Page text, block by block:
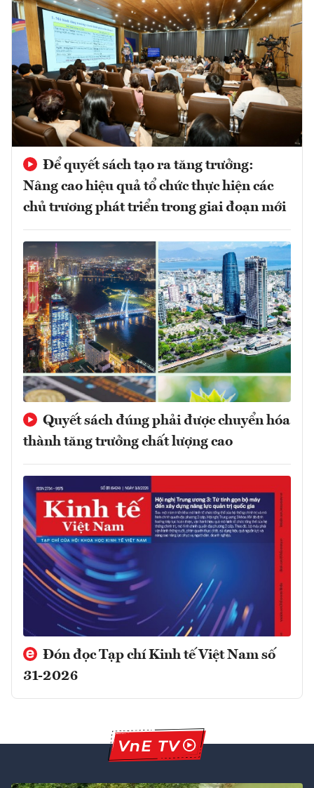
Để quyết sách tạo ra tăng trưởng:
Nâng cao hiệu quả tổ chức thực hiện các
chủ trương phát triển trong giai đoạn mới
Quyết sách đúng phải được chuyển hóa
thành tăng trưởng chất lượng cao
Đón đọc Tạp chí Kinh tế Việt Nam số
31-2026